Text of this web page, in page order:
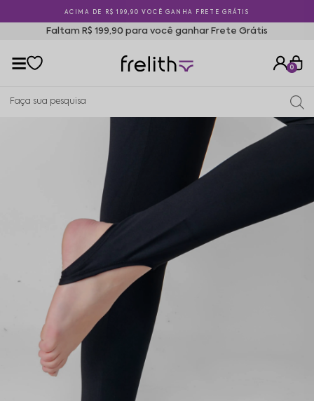
ACIMA DE R$ 199,90 VOCÊ GANHA FRETE GRÁTIS
Faltam R$ 199,90 para você ganhar Frete Grátis
0